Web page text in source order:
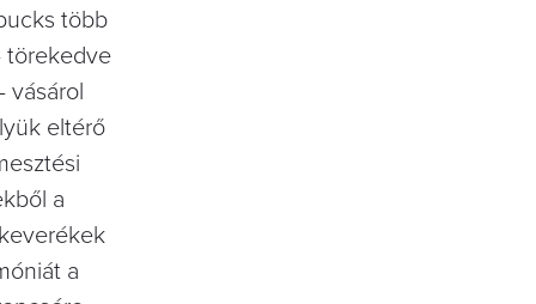
több
törekedve
vásárol
eltérő
a
a